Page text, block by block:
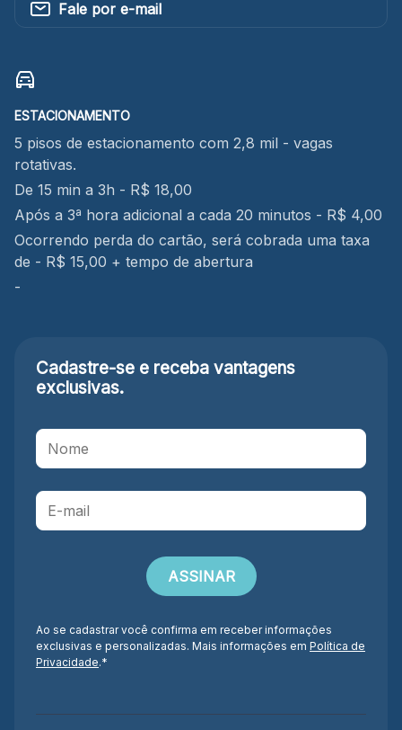
Fale por e-mail
ESTACIONAMENTO
5 pisos de estacionamento com 2,8 mil - vagas
rotativas.
De 15 min a 3h - R$ 18,00
Após a 3ª hora adicional a cada 20 minutos - R$ 4,00
Ocorrendo perda do cartão, será cobrada uma taxa
de - R$ 15,00 + tempo de abertura
-
Cadastre-se e receba vantagens
exclusivas.
Ao se cadastrar você confirma em receber informações
exclusivas e personalizadas. Mais informações em Política de
Privacidade.*